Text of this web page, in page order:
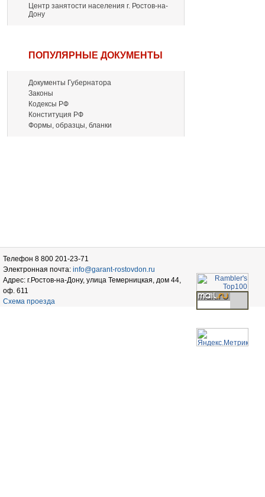
Центр занятости населения г. Ростов-на-
Дону
ПОПУЛЯРНЫЕ ДОКУМЕНТЫ
Документы Губернатора
Законы
Кодексы РФ
Конституция РФ
Формы, образцы, бланки
Телефон 8 800 201-23-71
Электронная почта: info@garant-rostovdon.ru
Адрес: г.Ростов-на-Дону, улица Темерницкая, дом 44,
оф. 611
Схема проезда